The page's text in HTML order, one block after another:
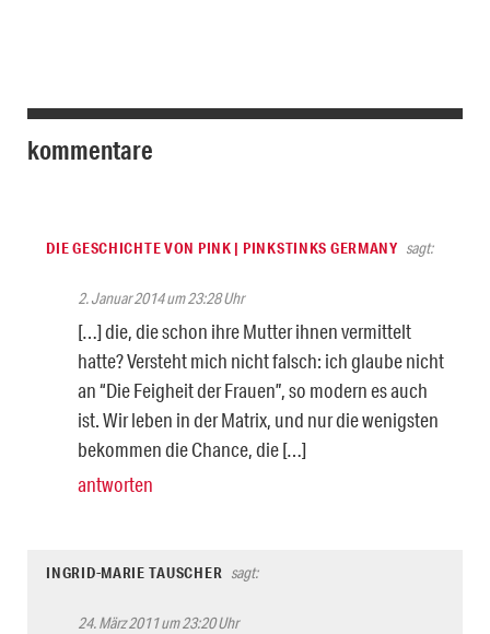
kommentare
DIE GESCHICHTE VON PINK | PINKSTINKS GERMANY sagt:
2. Januar 2014 um 23:28 Uhr
[…] die, die schon ihre Mutter ihnen vermittelt
hatte? Versteht mich nicht falsch: ich glaube nicht
an “Die Feigheit der Frauen”, so modern es auch
ist. Wir leben in der Matrix, und nur die wenigsten
bekommen die Chance, die […]
antworten
INGRID-MARIE TAUSCHER sagt:
24. März 2011 um 23:20 Uhr